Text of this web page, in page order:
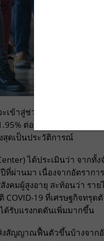
เข้าสู่ช่วงคลายล็อกดาวน์
ต่อกำลังแรงงานรวม
สุดเป็นประวัติการณ์
ได้ประเมินว่า จา
ผ่านมา เนื่องจากอัตรากา
งคมผู้สูงอายุ สะท้อนว่า ร
COVID-19 ที่เศรษฐกิจทรุ
ด้รับแรงกดดันเพิ่มมากขึ้น
งสัญญาณฟื้นตัวขึ้นบ้างจาก